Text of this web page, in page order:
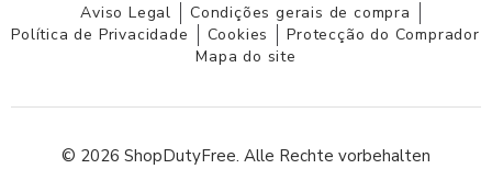
Aviso Legal
Condições gerais de compra
Política de Privacidade
Cookies
Protecção do Comprador
Mapa do site
© 2026 ShopDutyFree. Alle Rechte vorbehalten